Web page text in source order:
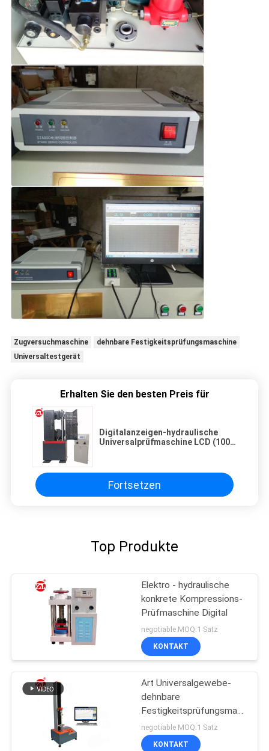
Zugversuchmaschine
dehnbare Festigkeitsprüfungsmaschine
Universaltestgerät
Erhalten Sie den besten Preis für
Digitalanzeigen-hydraulische
Universalprüfmaschine LCD (100,
Fortsetzen
Top Produkte
Elektro - hydraulische
konkrete Kompressions-
Prüfmaschine Digital
negotiable MOQ:1 Satz
KONTAKT
Art Universalgewebe-
dehnbare
Festigkeitsprüfungsmaschine
500N Digital
Servobewegungs
negotiable MOQ:1 Satz
KONTAKT